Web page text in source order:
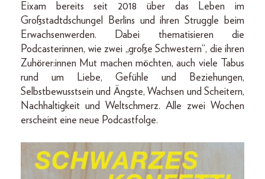
Eixam bereits seit 2018 über das Leben im
Großstadtdschungel Berlins und ihren Struggle beim
Erwachsenwerden. Dabei thematisieren die
Podcasterinnen, wie zwei „große Schwestern“, die ihren
Zuhörer:innen Mut machen möchten, auch viele Tabus
rund um Liebe, Gefühle und Beziehungen,
Selbstbewusstsein und Ängste, Wachsen und Scheitern,
Nachhaltigkeit und Weltschmerz. Alle zwei Wochen
erscheint eine neue Podcastfolge.